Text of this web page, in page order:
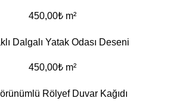
450,00₺ m²
Dalgalı Yatak Odası Deseni
450,00₺ m²
Rölyef Duvar Kağıdı